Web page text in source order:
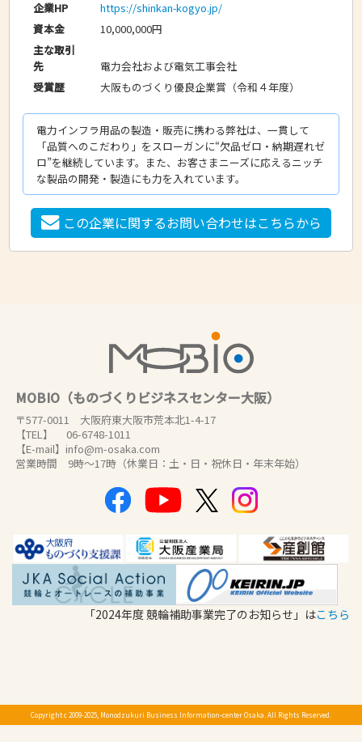
企業HP
https://shinkan-kogyo.jp/
資本金
10,000,000円
主な取引
先
電力会社および電気工事会社
受賞歴
大阪ものづくり優良企業賞（令和４年度）
電力インフラ用品の製造・販売に携わる弊社は、一貫して
「品質へのこだわり」をスローガンに“欠品ゼロ・納期遅れゼ
ロ”を継続しています。また、お客さまニーズに応えるニッチ
な製品の開発・製造にも力を入れています。
この企業に関するお問い合わせはこちらから
MOBIO（ものづくりビジネスセンター大阪）
〒577-0011 大阪府東大阪市荒本北1-4-17
【TEL】 06-6748-1011
【E-mail】info@m-osaka.com
営業時間 9時～17時（休業日：土・日・祝休日・年末年始）
「2024年度 競輪補助事業完了のお知らせ」はこちら
Copyright c 2009-2025, Monodzukuri Business Information-center Osaka. All Rights Reserved.